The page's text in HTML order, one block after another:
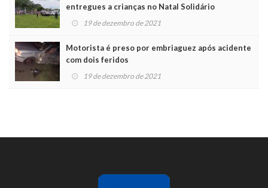
entregues a crianças no Natal Solidário
19 de dezembro de 2021
Motorista é preso por embriaguez após acidente
com dois feridos
19 de dezembro de 2021